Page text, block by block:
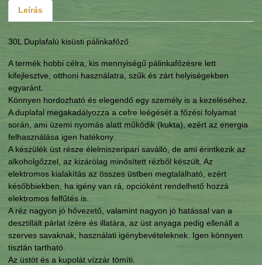
Leírás
30L Duplafalú kisüsti pálinkafőző
A termék hobbi célra, kis mennyiségű pálinkafőzésre lett
kifejlesztve, otthoni használatra, szűk és zárt helyiségekben
egyaránt.
Könnyen hordozható és elegendő egy személy is a kezeléséhez.
A duplafal megakadályozza a cefre leégését a főzési folyamat
során, ami üzemi nyomás alatt működik (kukta), ezért az energia
felhasználása igen hatékony.
A készülék üst része élelmiszeripari saválló, de ami érintkezik az
alkoholgőzzel, az kizárólag minősített rézből készült. Az
elektromos kialakítás az összes üstben megtalálható, ezért
későbbiekben, ha igény van rá, opcióként rendelhető hozzá
elektromos felfűtés is.
A réz nagyon jó hővezető, valamint nagyon jó hatással van a
desztillált párlat ízére és illatára, az üst anyaga pedig ellenáll a
szerves savaknak, használati igénybevételeknek. Igen könnyen
tisztán tartható.
Az üstöt és a kupolát vízzár tömíti.